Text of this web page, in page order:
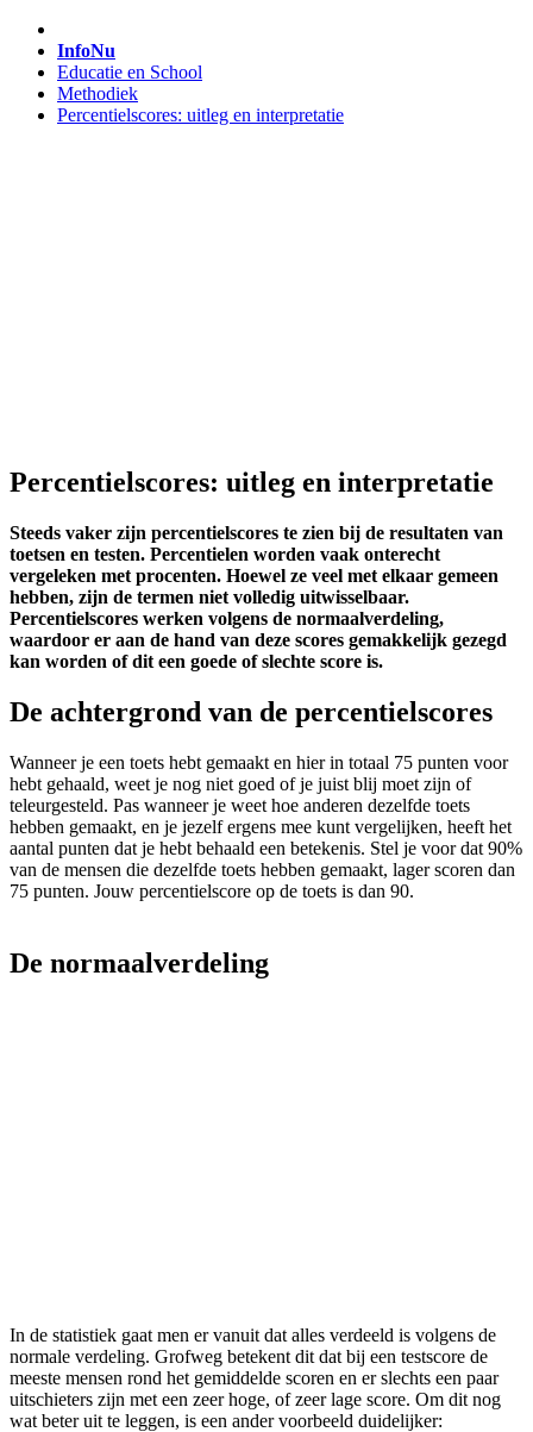
InfoNu
Educatie en School
Methodiek
Percentielscores: uitleg en interpretatie
Percentielscores: uitleg en interpretatie
Steeds vaker zijn percentielscores te zien bij de resultaten van
toetsen en testen. Percentielen worden vaak onterecht
vergeleken met procenten. Hoewel ze veel met elkaar gemeen
hebben, zijn de termen niet volledig uitwisselbaar.
Percentielscores werken volgens de normaalverdeling,
waardoor er aan de hand van deze scores gemakkelijk gezegd
kan worden of dit een goede of slechte score is.
De achtergrond van de percentielscores
Wanneer je een toets hebt gemaakt en hier in totaal 75 punten voor
hebt gehaald, weet je nog niet goed of je juist blij moet zijn of
teleurgesteld. Pas wanneer je weet hoe anderen dezelfde toets
hebben gemaakt, en je jezelf ergens mee kunt vergelijken, heeft het
aantal punten dat je hebt behaald een betekenis. Stel je voor dat 90%
van de mensen die dezelfde toets hebben gemaakt, lager scoren dan
75 punten. Jouw percentielscore op de toets is dan 90.
De normaalverdeling
In de statistiek gaat men er vanuit dat alles verdeeld is volgens de
normale verdeling. Grofweg betekent dit dat bij een testscore de
meeste mensen rond het gemiddelde scoren en er slechts een paar
uitschieters zijn met een zeer hoge, of zeer lage score. Om dit nog
wat beter uit te leggen, is een ander voorbeeld duidelijker: